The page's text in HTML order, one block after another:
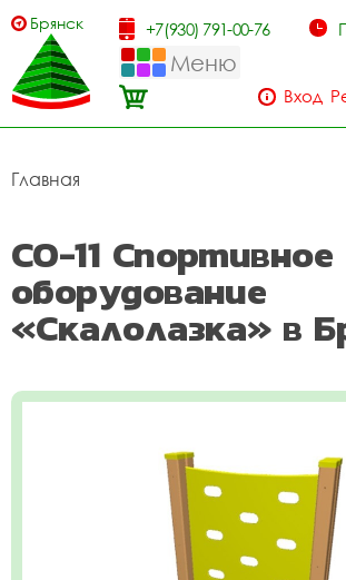
Брянск +7(930) 791-00-76
Меню
Вход
Главная
СО-11 Спортивное
оборудование
«Скалолазка» в